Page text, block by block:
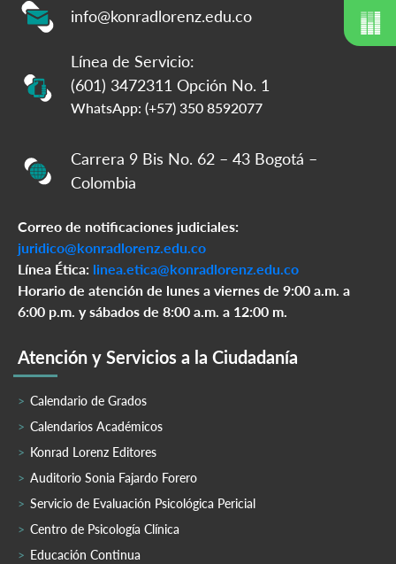
info@konradlorenz.edu.co
Línea de Servicio:
(601) 3472311 Opción No. 1
WhatsApp: (+57) 350 8592077
Carrera 9 Bis No. 62 – 43 Bogotá –
Colombia
Correo de notificaciones judiciales:
juridico@konradlorenz.edu.co
Línea Ética: linea.etica@konradlorenz.edu.co
Horario de atención de lunes a viernes de 9:00 a.m. a
6:00 p.m. y sábados de 8:00 a.m. a 12:00 m.
Atención y Servicios a la Ciudadanía
Calendario de Grados
Calendarios Académicos
Konrad Lorenz Editores
Auditorio Sonia Fajardo Forero
Servicio de Evaluación Psicológica Pericial
Centro de Psicología Clínica
Educación Continua